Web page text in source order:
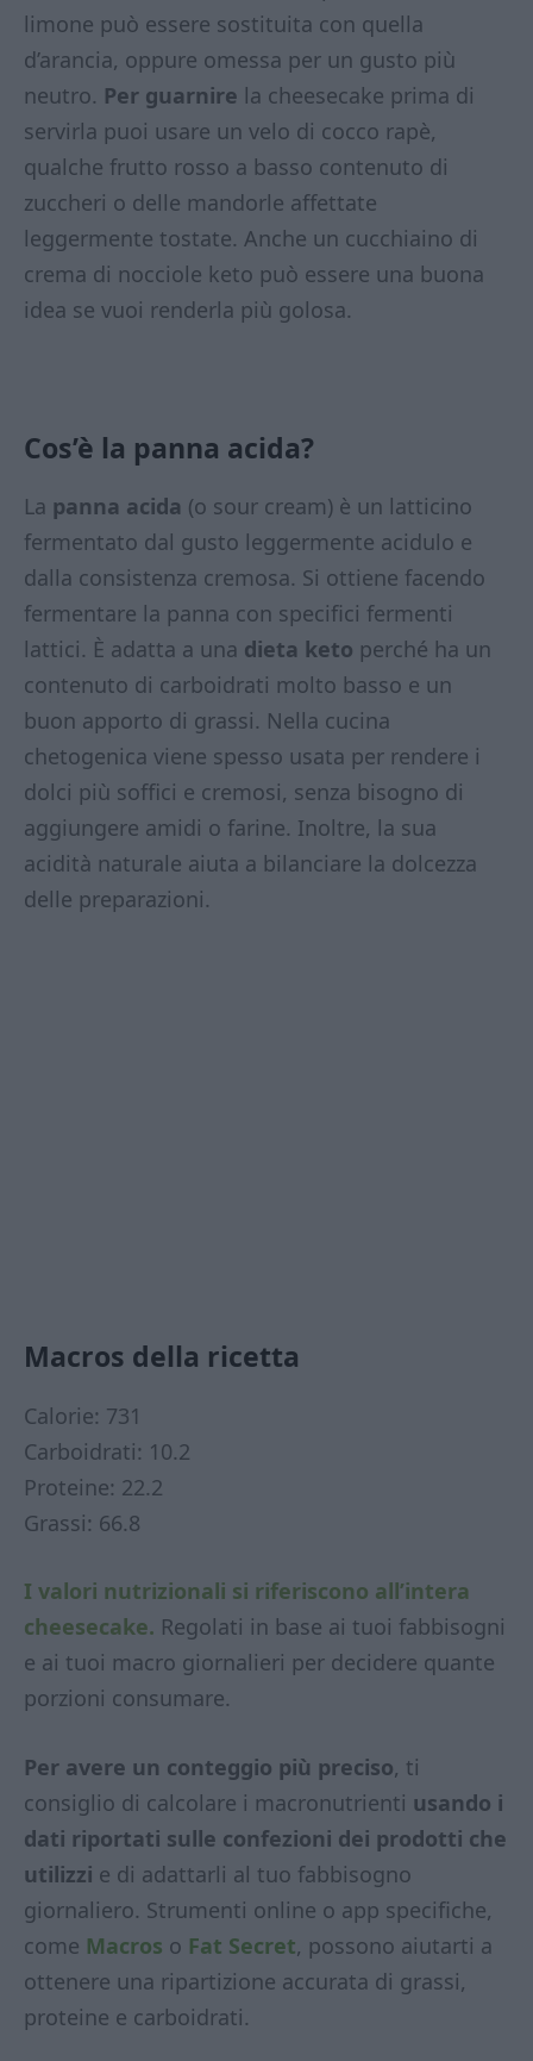
limone può essere sostituita con quella
d’arancia, oppure omessa per un gusto più
neutro. Per guarnire la cheesecake prima di
servirla puoi usare un velo di cocco rapè,
qualche frutto rosso a basso contenuto di
zuccheri o delle mandorle affettate
leggermente tostate. Anche un cucchiaino di
crema di nocciole keto può essere una buona
idea se vuoi renderla più golosa.
Cos’è la panna acida?
La panna acida (o sour cream) è un latticino
fermentato dal gusto leggermente acidulo e
dalla consistenza cremosa. Si ottiene facendo
fermentare la panna con specifici fermenti
lattici. È adatta a una dieta keto perché ha un
contenuto di carboidrati molto basso e un
buon apporto di grassi. Nella cucina
chetogenica viene spesso usata per rendere i
dolci più soffici e cremosi, senza bisogno di
aggiungere amidi o farine. Inoltre, la sua
acidità naturale aiuta a bilanciare la dolcezza
delle preparazioni.
Macros della ricetta
Calorie: 731
Carboidrati: 10.2
Proteine: 22.2
Grassi: 66.8
I valori nutrizionali si riferiscono all’intera
cheesecake. Regolati in base ai tuoi fabbisogni
e ai tuoi macro giornalieri per decidere quante
porzioni consumare.
Per avere un conteggio più preciso, ti
consiglio di calcolare i macronutrienti usando i
dati riportati sulle confezioni dei prodotti che
utilizzi e di adattarli al tuo fabbisogno
giornaliero. Strumenti online o app specifiche,
come Macros o Fat Secret, possono aiutarti a
ottenere una ripartizione accurata di grassi,
proteine e carboidrati.